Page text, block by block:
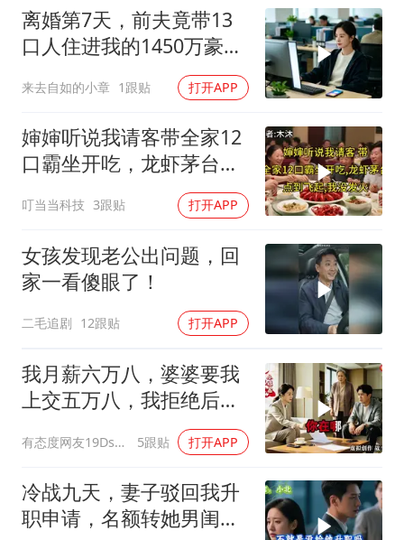
47岁妈妈突然产女 26岁女儿：很震惊
97岁英国奶奶飞上天再破吉尼斯纪录
“中国蔬菜之乡”最高温达41.8℃
如何把百年大党建设得更加坚强有力？
离婚第7天，前夫竟带13
口人住进我的1450万豪
来去自如的小章 1跟贴 打开APP
婶婶听说我请客带全家12
口霸坐开吃，龙虾茅台点
叮当当科技 3跟贴 打开APP
女孩发现老公出问题，回
家一看傻眼了！
二毛追剧 12跟贴 打开APP
我月薪六万八，婆婆要我
上交五万八，我拒绝后她
换了门锁，12天后我决意
离婚
有态度网友19Dsym 5跟贴 打开APP
冷战九天，妻子驳回我升
职申请，名额转她男闺